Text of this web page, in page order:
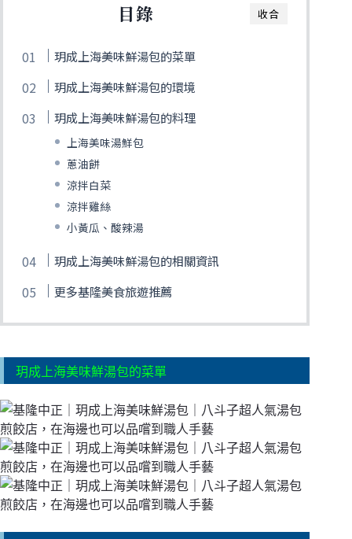
收合
目錄
玥成上海美味鮮湯包的菜單
玥成上海美味鮮湯包的環境
玥成上海美味鮮湯包的料理
上海美味湯鮮包
蔥油餅
涼拌白菜
涼拌雞絲
小黃瓜、酸辣湯
玥成上海美味鮮湯包的相關資訊
更多基隆美食旅遊推薦
玥成上海美味鮮湯包的菜單